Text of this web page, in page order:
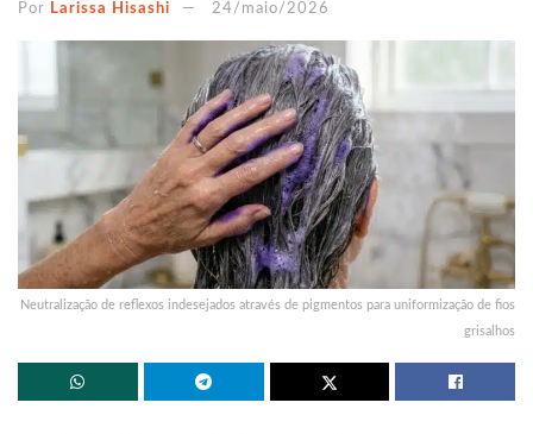
Por Larissa Hisashi 24/maio/2026
Neutralização de reflexos indesejados através de pigmentos para uniformização de fios
grisalhos